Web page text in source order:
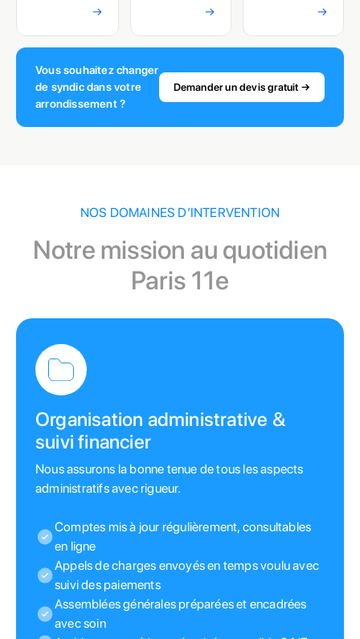
→ → →
Vous souhaitez changer
de syndic dans votre
arrondissement ?
Demander un devis gratuit →
NOS DOMAINES D’INTERVENTION
Notre mission au quotidien
Paris 11e
Organisation administrative &
suivi financier
Nous assurons la bonne tenue de tous les aspects
administratifs avec rigueur.
Comptes mis à jour régulièrement, consultables
en ligne
Appels de charges envoyés en temps voulu avec
suivi des paiements
Assemblées générales préparées et encadrées
avec soin